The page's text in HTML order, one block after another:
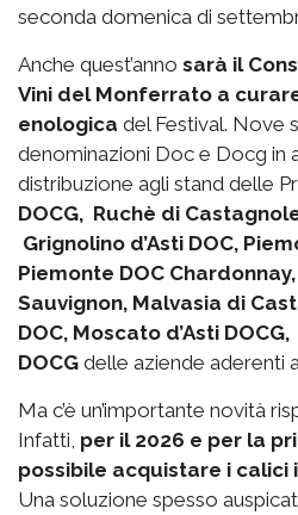
seconda domenica di
Anche quest’anno sarà il
Vini del Monferrato a
enologica del Festival. Nove
denominazioni Doc e Docg in
distribuzione agli stand delle
DOCG, Ruchè di
Grignolino d’Asti DOC,
Piemonte DOC
Sauvignon, Malvasia di
DOC, Moscato d’Asti
DOCG delle aziende aderenti
Ma c’è un’importante novità
Infatti, per il 2026 e per la
possibile acquistare i calici
Una soluzione spesso